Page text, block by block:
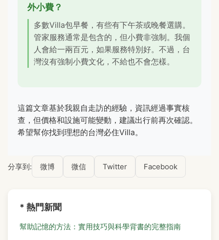
外小費？
多數Villa包早餐，有些有下午茶或晚餐選購。
管家服務通常是包含的，但小費非強制。我個
人會給一兩百元，如果服務特別好。不過，台
灣沒有強制小費文化，不給也不會怎樣。
這篇文章基於我親自走訪的經驗，資訊經過事實核
查，但價格和設施可能變動，建議出行前再次確認。
希望幫你找到理想的台灣必住Villa。
分享到: 微博 微信 Twitter Facebook
* 熱門新聞
幫助記憶的方法：實用技巧與科學背書的完整指南